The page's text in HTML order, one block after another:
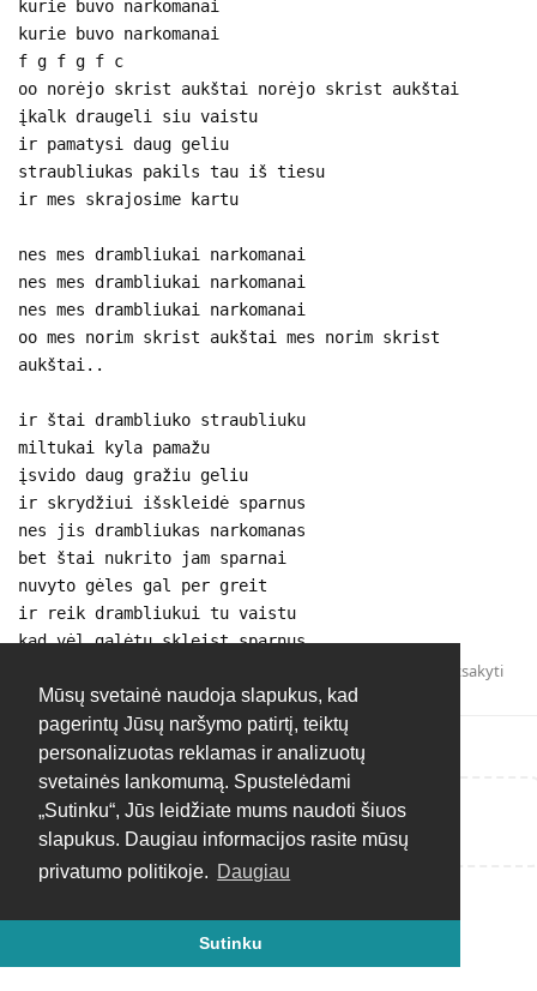
Mūsų svetainė naudoja slapukus, kad
pagerintų Jūsų naršymo patirtį, teiktų
personalizuotas reklamas ir analizuotų
svetainės lankomumą. Spustelėdami
„Sutinku“, Jūs leidžiate mums naudoti šiuos
slapukus. Daugiau informacijos rasite mūsų
privatumo politikoje. Daugiau
Sutinku
kurie buvo narkomanai
kurie buvo narkomanai
f g f g f c
oo norėjo skrist aukštai norėjo skrist aukštai
įkalk draugeli siu vaistu
ir pamatysi daug geliu
straubliukas pakils tau iš tiesu
ir mes skrajosime kartu
nes mes drambliukai narkomanai
nes mes drambliukai narkomanai
nes mes drambliukai narkomanai
oo mes norim skrist aukštai mes norim skrist
aukštai..
ir štai drambliuko straubliuku
miltukai kyla pamažu
įsvido daug gražiu geliu
ir skrydžiui išskleidė sparnus
nes jis drambliukas narkomanas
bet štai nukrito jam sparnai
nuvyto gėles gal per greit
ir reik drambliukui tu vaistu
kad vėl galėtų skleist sparnus
Atsakyti
Rašyti atsakymą...